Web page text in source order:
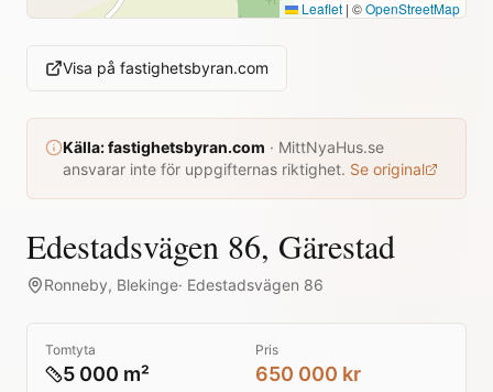
Leaflet | ©OpenStreetMap
Visa på fastighetsbyran.com
Källa:fastighetsbyran.com · MittNyaHus.se
ansvarar inte för uppgifternas riktighet. Se original
Edestadsvägen 86, Gärestad
Ronneby, Blekinge· Edestadsvägen 86
Tomtyta
5 000 m²
Pris
650 000 kr